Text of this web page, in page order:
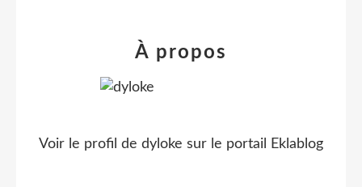
À propos
Voir le profil de dyloke sur le portail Eklablog